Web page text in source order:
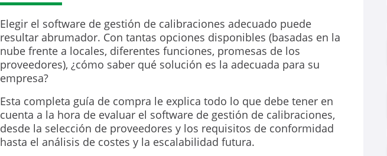
Elegir el software de gestión de calibraciones adecuado puede
resultar abrumador. Con tantas opciones disponibles (basadas en la
nube frente a locales, diferentes funciones, promesas de los
proveedores), ¿cómo saber qué solución es la adecuada para su
empresa?
Esta completa guía de compra le explica todo lo que debe tener en
cuenta a la hora de evaluar el software de gestión de calibraciones,
desde la selección de proveedores y los requisitos de conformidad
hasta el análisis de costes y la escalabilidad futura.